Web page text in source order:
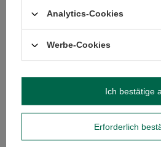
nur durch seinen Geschmack,
seine Farbe besticht. Er ist
dieses Getränk hat die Welt im
den Liebhabern von
Analytics-Cookies
Werbe-Cookies
Erforderlich
Ich bestätige